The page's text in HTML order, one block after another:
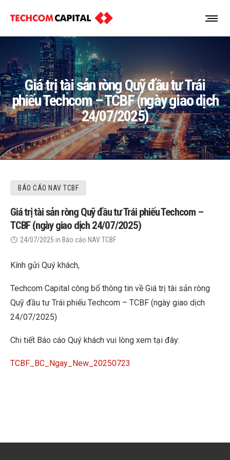
Giá trị tài sản ròng Quỹ đầu tư Trái
phiếu Techcom – TCBF (ngày giao dịch
24/07/2025)
BÁO CÁO NAV TCBF
Giá trị tài sản ròng Quỹ đầu tư Trái phiếu Techcom –
TCBF (ngày giao dịch 24/07/2025)
24/07/2025 in Báo cáo NAV TCBF
Kính gửi Quý khách,
Techcom Capital công bố thông tin về Giá trị tài sản ròng
Quỹ đầu tư Trái phiếu Techcom – TCBF (ngày giao dịch
24/07/2025)
Chi tiết Báo cáo Quý khách vui lòng xem tại đây:
TCBF_BC_Ngay_New_20250723